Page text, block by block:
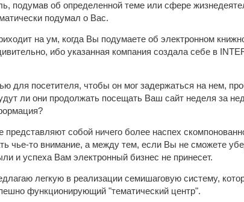
подумав об определенной теме или сфере
подумал о Вас.
на ум, когда Вы подумаете об электронном
ибо указанная компания создала себе в
для посетителя, чтобы он мог задержаться на нем,
ли они продолжать посещать Ваш сайт неделя за
собой ничего более наспех
чье-то внимание, а между тем, если Вы не сможете
и успеха Вам электронный бизнес не принесет.
легкую в реализации семишаговую систему,
функционирующий "тематический центр".